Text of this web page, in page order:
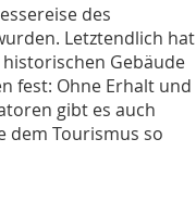
des
Letztendlich hat
Gebäude
fest: Ohne Erhalt und
gibt es auch
dem Tourismus so